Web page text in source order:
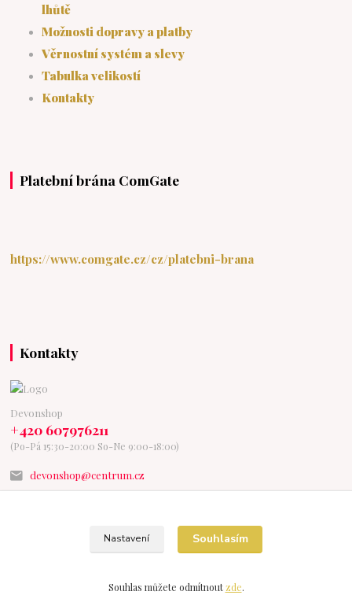
lhůtě
Možnosti dopravy a platby
Věrnostní systém a slevy
Tabulka velikostí
Kontakty
Platební brána ComGate
https://www.comgate.cz/cz/platebni-brana
Kontakty
Devonshop
+420 607976211
(Po-Pá 15:30-20:00 So-Ne 9:00-18:00)
devonshop@centrum.cz
Vytvořeno na Eshop-rychle.cz
Nastavení Souhlasím
Souhlas můžete odmítnoutzde.